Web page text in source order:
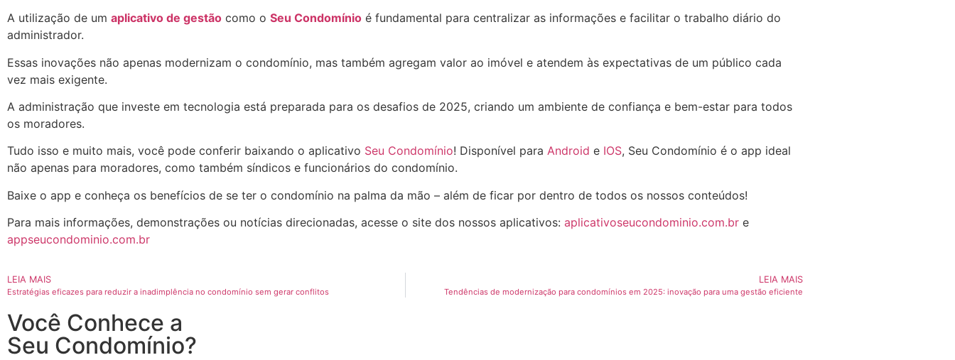
A utilização de um aplicativo de gestão como o Seu Condomínio é fundamental para centralizar as informações e facilitar o trabalho diário do
administrador.
Essas inovações não apenas modernizam o condomínio, mas também agregam valor ao imóvel e atendem às expectativas de um público cada
vez mais exigente.
A administração que investe em tecnologia está preparada para os desafios de 2025, criando um ambiente de confiança e bem-estar para todos
os moradores.
Tudo isso e muito mais, você pode conferir baixando o aplicativo Seu Condomínio! Disponível para Android e IOS, Seu Condomínio é o app ideal
não apenas para moradores, como também síndicos e funcionários do condomínio.
Baixe o app e conheça os benefícios de se ter o condomínio na palma da mão – além de ficar por dentro de todos os nossos conteúdos!
Para mais informações, demonstrações ou notícias direcionadas, acesse o site dos nossos aplicativos: aplicativoseucondominio.com.br e
appseucondominio.com.br
LEIA MAIS
Estratégias eficazes para reduzir a inadimplência no condomínio sem gerar conflitos
LEIA MAIS
Tendências de modernização para condomínios em 2025: inovação para uma gestão eficiente
Você Conhece a
Seu Condomínio?